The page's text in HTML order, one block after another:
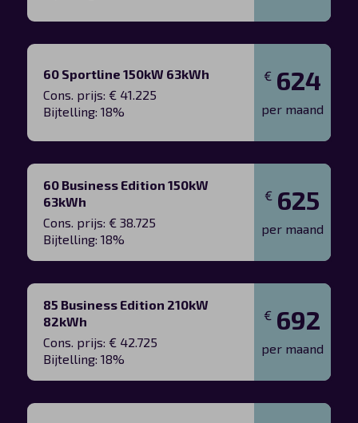
60 Sportline 150kW 63kWh
Cons. prijs: € 41.225
Bijtelling: 18%
€ 624
per maand
60 Business Edition 150kW
63kWh
Cons. prijs: € 38.725
Bijtelling: 18%
€ 625
per maand
85 Business Edition 210kW
82kWh
Cons. prijs: € 42.725
Bijtelling: 18%
€ 692
per maand